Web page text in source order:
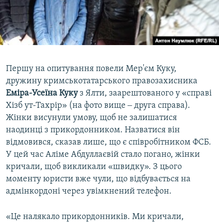
Першу на опитування повели Мер'єм Куку,
дружину кримськотатарського правозахисника
Еміра-Усеїна Кукуз Ялти, заарештованого у «справі
Хізб ут-Тахрір» (на фото вище ‒ друга справа).
Жінки висунули умову, щоб не залишатися
наодинці з прикордонником. Назватися він
відмовився, сказав лише, що є співробітником ФСБ.
У цей час Аліме Абдуллаєвій стало погано, жінки
кричали, щоб викликали «швидку». З цього
моменту юристи вже чули, що відбувається на
адмінкордоні через увімкнений телефон.
«Це налякало прикордонників. Ми кричали,